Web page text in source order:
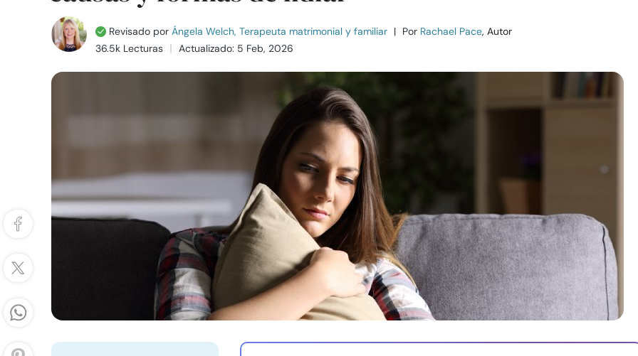
Revisado por Ángela Welch, Terapeuta matrimonial y familiar | Por Rachael Pace, Autor
36.5k Lecturas
Actualizado: 5 Feb, 2026